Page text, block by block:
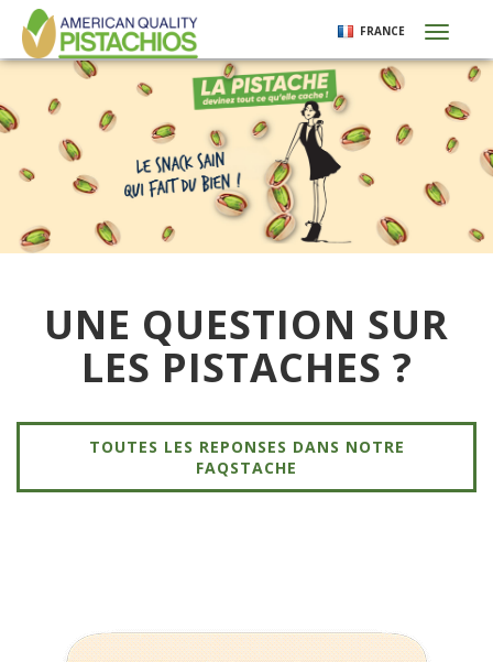
Aller
au
contenu
principal
FRANCE
UNE QUESTION SUR
LES PISTACHES ?
TOUTES LES REPONSES DANS NOTRE
FAQSTACHE